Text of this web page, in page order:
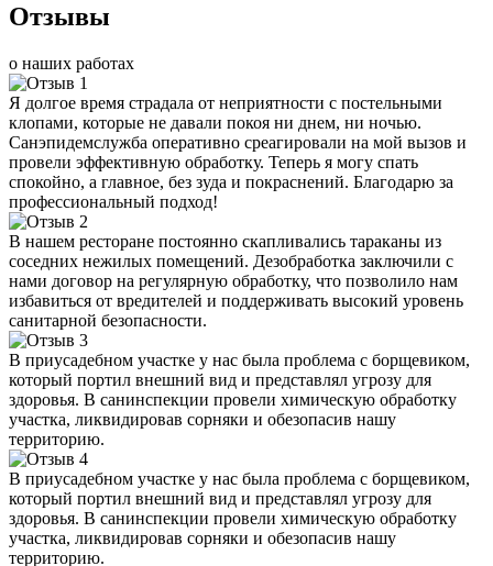
Отзывы
о наших работах
Я долгое время страдала от неприятности с постельными
клопами, которые не давали покоя ни днем, ни ночью.
Санэпидемслужба оперативно среагировали на мой вызов и
провели эффективную обработку. Теперь я могу спать
спокойно, а главное, без зуда и покраснений. Благодарю за
профессиональный подход!
В нашем ресторане постоянно скапливались тараканы из
соседних нежилых помещений. Дезобработка заключили с
нами договор на регулярную обработку, что позволило нам
избавиться от вредителей и поддерживать высокий уровень
санитарной безопасности.
В приусадебном участке у нас была проблема с борщевиком,
который портил внешний вид и представлял угрозу для
здоровья. В санинспекции провели химическую обработку
участка, ликвидировав сорняки и обезопасив нашу
территорию.
В приусадебном участке у нас была проблема с борщевиком,
который портил внешний вид и представлял угрозу для
здоровья. В санинспекции провели химическую обработку
участка, ликвидировав сорняки и обезопасив нашу
территорию.